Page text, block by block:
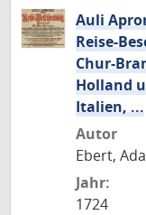
Auli
Reise-
Chur-
Holland
Italien, ...
Autor
Ebert,
Jahr:
1724